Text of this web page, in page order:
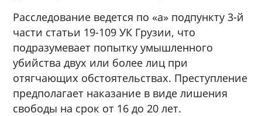
Расследование ведется по «а» подпункту 3-й
части статьи 19-109 УК Грузии, что
подразумевает попытку умышленного
убийства двух или более лиц при
отягчающих обстоятельствах. Преступление
предполагает наказание в виде лишения
свободы на срок от 16 до 20 лет.